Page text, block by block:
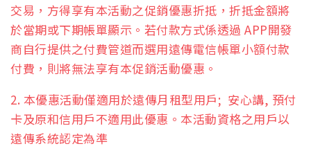
交易，方得享有本活動之促銷優惠折抵，折抵金額將
於當期或下期帳單顯示。若付款方式係透過 APP開發
商自行提供之付費管道而選用遠傳電信帳單小額付款
付費，則將無法享有本促銷活動優惠。
2. 本優惠活動僅適用於遠傳月租型用戶; 安心講, 預付
卡及原和信用戶不適用此優惠。本活動資格之用戶以
遠傳系統認定為準